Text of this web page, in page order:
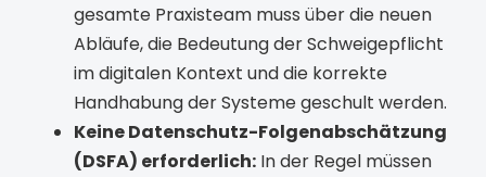
gesamte Praxisteam muss über die neuen
Abläufe, die Bedeutung der Schweigepflicht
im digitalen Kontext und die korrekte
Handhabung der Systeme geschult werden.
Keine Datenschutz-Folgenabschätzung
(DSFA) erforderlich: In der Regel müssen